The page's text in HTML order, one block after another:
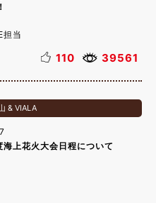
担当
110 39561
& VIALA
上花火大会日程について